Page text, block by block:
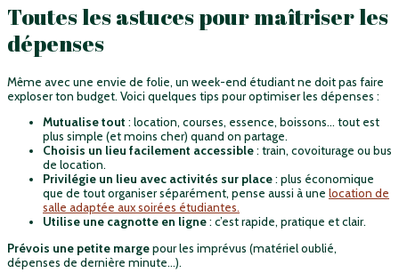
Toutes les astuces pour maîtriser les
dépenses
Même avec une envie de folie, un week-end étudiant ne doit pas faire
exploser ton budget. Voici quelques tips pour optimiser les dépenses :
Mutualise tout : location, courses, essence, boissons… tout est
plus simple (et moins cher) quand on partage.
Choisis un lieu facilement accessible: train, covoiturage ou bus
de location.
Privilégie un lieu avec activités sur place: plus économique
que de tout organiser séparément, pense aussi à une location de
salle adaptée aux soirées étudiantes.
Utilise une cagnotte en ligne: c’est rapide, pratique et clair.
Prévois une petite margepour les imprévus (matériel oublié,
dépenses de dernière minute…).